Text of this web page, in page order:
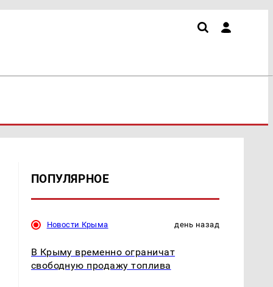
ПОПУЛЯРНОЕ
Новости Крыма день назад
В Крыму временно ограничат
свободную продажу топлива